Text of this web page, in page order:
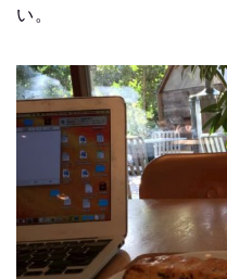
い。